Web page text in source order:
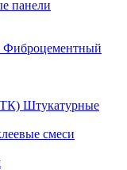
панели
Фиброцементный
Штукатурные
смеси